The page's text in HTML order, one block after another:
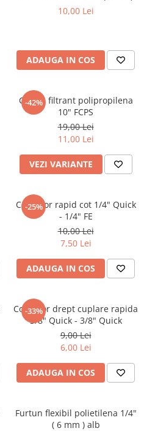
10,00 Lei
ADAUGA IN COS
-42%
Cartus filtrant polipropilena
10" FCPS
19,00 Lei
11,00 Lei
VEZI VARIANTE
-25%
Conector rapid cot 1/4" Quick
- 1/4" FE
10,00 Lei
7,50 Lei
ADAUGA IN COS
-33%
Conector drept cuplare rapida
3/8" Quick - 3/8" Quick
9,00 Lei
6,00 Lei
ADAUGA IN COS
Furtun flexibil polietilena 1/4"
( 6 mm ) alb